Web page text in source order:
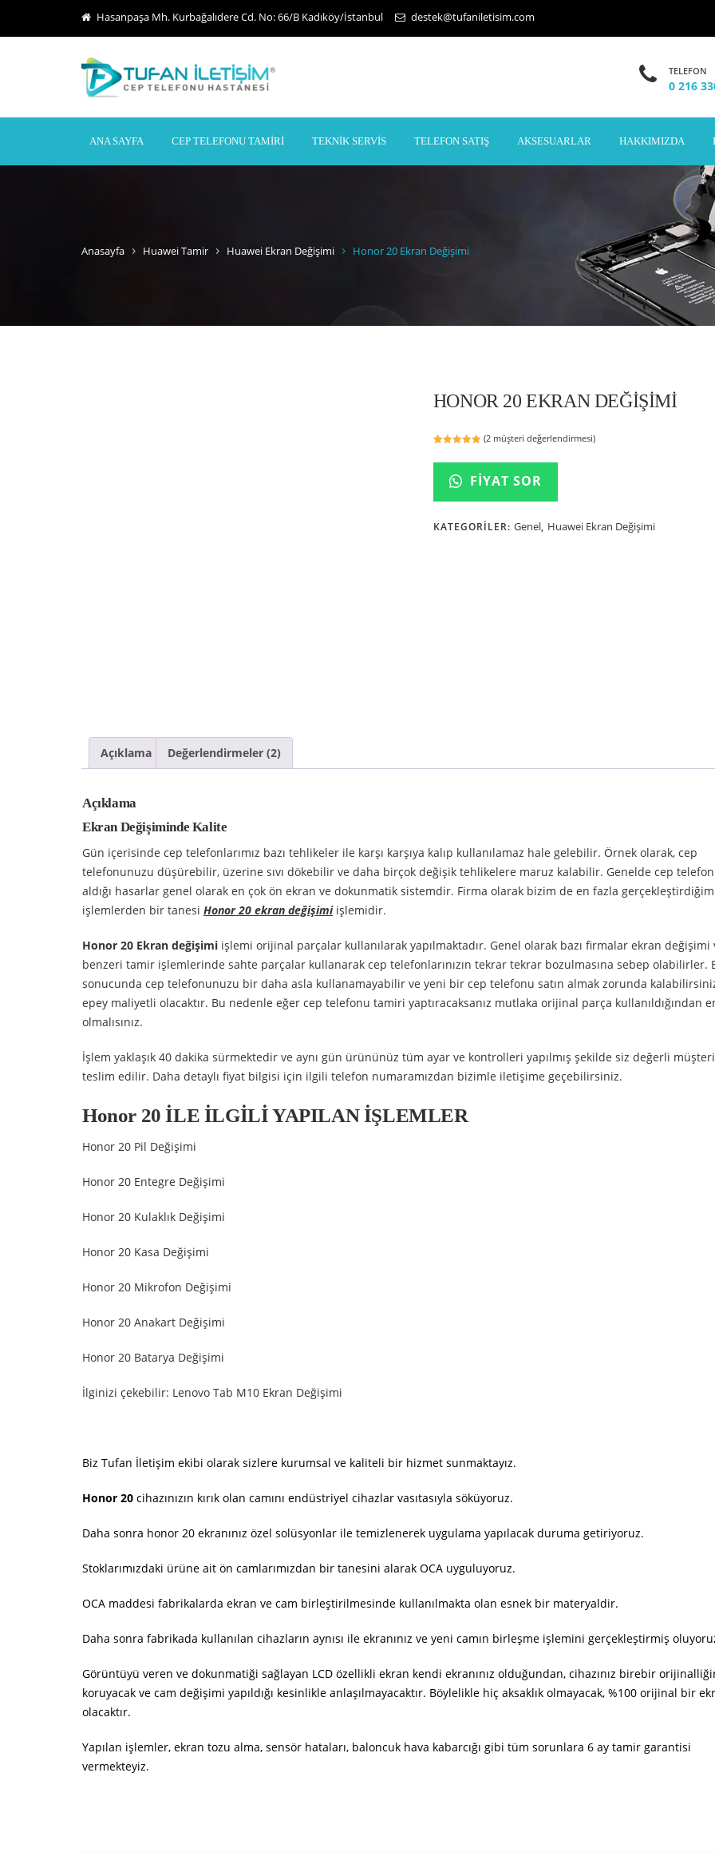
Hasanpaşa Mh. Kurbağalıdere Cd. No: 66/B Kadıköy/İstanbul destek@tufaniletisim.com
TELEFON
0 216
ANA SAYFA CEP TELEFONU TAMIRI TEKNIK SERVIS TELEFON SATIŞ AKSESUARLAR HAKKIMIZDA
Anasayfa Huawei Tamir Huawei Ekran Değişimi Honor 20 Ekran Değişimi
HONOR 20 EKRAN DEĞIŞIMI
5 üzerinden
5.00puan
(2 müşteri değerlendirmesi)
FIYAT SOR
KATEGORILER: Genel, Huawei Ekran Değişimi
Açıklama Değerlendirmeler (2)
Açıklama
Ekran Değişiminde Kalite
Gün içerisinde cep telefonlarımız bazı tehlikeler ile karşı karşıya kalıp kullanılamaz hale gelebilir. Örnek olarak, cep
telefonunuzu düşürebilir, üzerine sıvı dökebilir ve daha birçok değişik tehlikelere maruz kalabilir. Genelde cep
aldığı hasarlar genel olarak en çok ön ekran ve dokunmatik sistemdir. Firma olarak bizim de en fazla
işlemlerden bir tanesi Honor20 ekran değişimiişlemidir.
Honor 20 Ekran değişimi işlemi orijinal parçalar kullanılarak yapılmaktadır. Genel olarak bazı firmalar ekran değişimi
benzeri tamir işlemlerinde sahte parçalar kullanarak cep telefonlarınızın tekrar tekrar bozulmasına sebep olabilirler.
sonucunda cep telefonunuzu bir daha asla kullanamayabilir ve yeni bir cep telefonu satın almak zorunda
epey maliyetli olacaktır. Bu nedenle eğer cep telefonu tamiri yaptıracaksanız mutlaka orijinal parça kullanıldığından
olmalısınız.
İşlem yaklaşık 40 dakika sürmektedir ve aynı gün ürününüz tüm ayar ve kontrolleri yapılmış şekilde siz değerli
teslim edilir. Daha detaylı fiyat bilgisi için ilgili telefon numaramızdan bizimle iletişime geçebilirsiniz.
Honor 20 İLE İLGİLİ YAPILAN İŞLEMLER
Honor 20 Pil Değişimi
Honor 20 Entegre Değişimi
Honor 20 Kulaklık Değişimi
Honor 20 Kasa Değişimi
Honor 20 Mikrofon Değişimi
Honor 20 Anakart Değişimi
Honor 20 Batarya Değişimi
İlginizi çekebilir: Lenovo Tab M10 Ekran Değişimi
Biz Tufan İletişim ekibi olarak sizlere kurumsal ve kaliteli bir hizmet sunmaktayız.
Honor 20 cihazınızın kırık olan camını endüstriyel cihazlar vasıtasıyla söküyoruz.
Daha sonra honor 20 ekranınız özel solüsyonlar ile temizlenerek uygulama yapılacak duruma getiriyoruz.
Stoklarımızdaki ürüne ait ön camlarımızdan bir tanesini alarak OCA uyguluyoruz.
OCA maddesi fabrikalarda ekran ve cam birleştirilmesinde kullanılmakta olan esnek bir materyaldir.
Daha sonra fabrikada kullanılan cihazların aynısı ile ekranınız ve yeni camın birleşme işlemini gerçekleştirmiş
Görüntüyü veren ve dokunmatiği sağlayan LCD özellikli ekran kendi ekranınız olduğundan, cihazınız birebir
koruyacak ve cam değişimi yapıldığı kesinlikle anlaşılmayacaktır. Böylelikle hiç aksaklık olmayacak, %100 orijinal bir
olacaktır.
Yapılan işlemler, ekran tozu alma, sensör hataları, baloncuk hava kabarcığı gibi tüm sorunlara 6 ay tamir garantisi
vermekteyiz.